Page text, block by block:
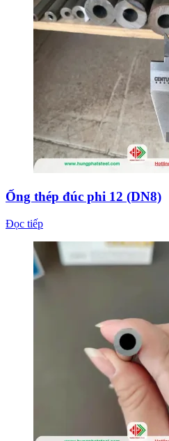
Ống thép đúc phi 12 (DN8)
Đọc tiếp